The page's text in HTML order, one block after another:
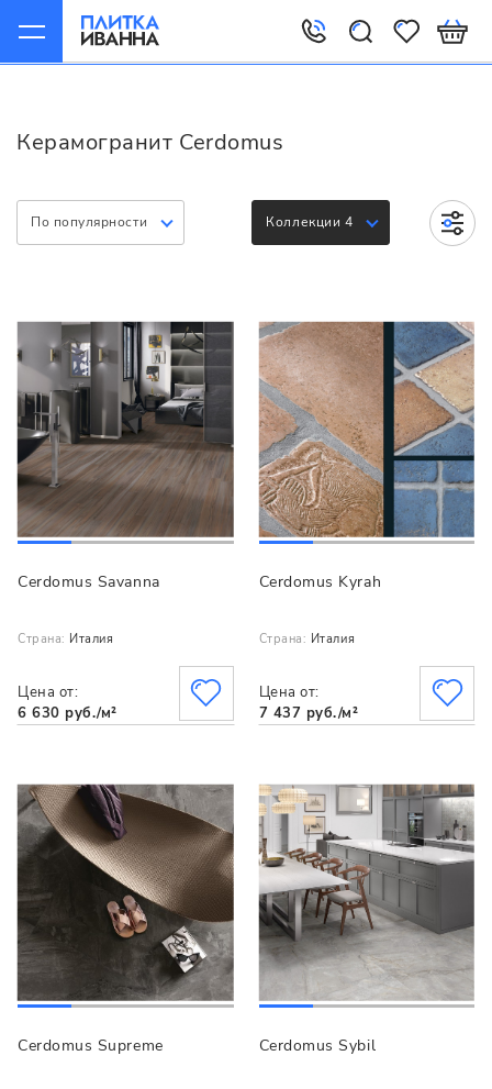
Керамогранит Cerdomus
По популярности Коллекции 4
Cerdomus Savanna
Страна: Италия
Цена от:
6 630 руб./м²
Cerdomus Kyrah
Страна: Италия
Цена от:
7 437 руб./м²
Cerdomus Supreme Cerdomus Sybil